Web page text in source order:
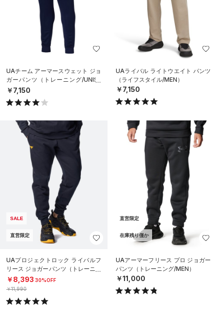
UAチーム アーマースウェット ジョ
ガーパンツ（トレーニング/UNISE
X）
￥7,150
UAライバル ライトウエイト パンツ
（ライフスタイル/MEN）
￥7,150
SALE
直営限定
UAプロジェクトロック ライバルフ
リース ジョガーパンツ（トレーニン
グ/MEN）
￥8,393 30%OFF
￥11,990
直営限定
在庫残り僅か
UAアーマーフリース プロ ジョガー
パンツ（トレーニング/MEN）
￥11,000